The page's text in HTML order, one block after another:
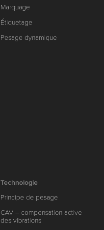
Marquage
Étiquetage
Pesage dynamique
Technologie
Principe de pesage
CAV – compensation active
des vibrations